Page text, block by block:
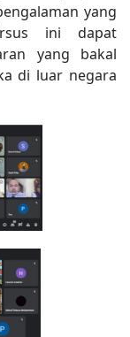
yang
ini dapat
yang bakal
di luar negara